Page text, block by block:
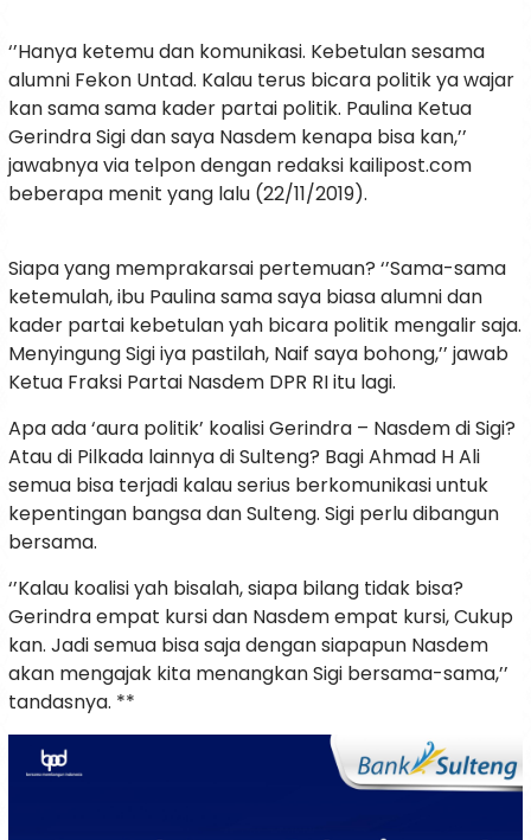
‘’Hanya ketemu dan komunikasi. Kebetulan sesama
alumni Fekon Untad. Kalau terus bicara politik ya wajar
kan sama sama kader partai politik. Paulina Ketua
Gerindra Sigi dan saya Nasdem kenapa bisa kan,’’
jawabnya via telpon dengan redaksi kailipost.com
beberapa menit yang lalu (22/11/2019).
Siapa yang memprakarsai pertemuan? ‘’Sama-sama
ketemulah, ibu Paulina sama saya biasa alumni dan
kader partai kebetulan yah bicara politik mengalir saja.
Menyingung Sigi iya pastilah, Naif saya bohong,’’ jawab
Ketua Fraksi Partai Nasdem DPR RI itu lagi.
Apa ada ‘aura politik’ koalisi Gerindra – Nasdem di Sigi?
Atau di Pilkada lainnya di Sulteng? Bagi Ahmad H Ali
semua bisa terjadi kalau serius berkomunikasi untuk
kepentingan bangsa dan Sulteng. Sigi perlu dibangun
bersama.
‘’Kalau koalisi yah bisalah, siapa bilang tidak bisa?
Gerindra empat kursi dan Nasdem empat kursi, Cukup
kan. Jadi semua bisa saja dengan siapapun Nasdem
akan mengajak kita menangkan Sigi bersama-sama,’’
tandasnya. **